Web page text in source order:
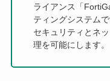
ライアンス「
ティングシステムで
セキュリティとネ
理を可能にします。